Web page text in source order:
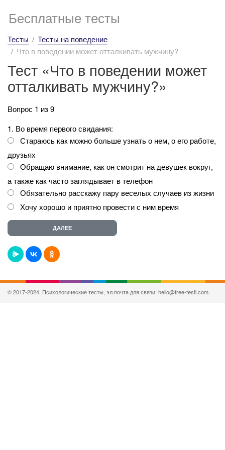
Бесплатные тесты
Тесты
Тесты на поведение
Что в поведении может отталкивать мужчину?
Тест «Что в поведении может
отталкивать мужчину?»
Вопрос 1 из 9
1. Во время первого свидания:
Стараюсь как можно больше узнать о нем, о его работе,
друзьях
Обращаю внимание, как он смотрит на девушек вокруг,
а также как часто заглядывает в телефон
Обязательно расскажу пару веселых случаев из жизни
Хочу хорошо и приятно провести с ним время
© 2017-2024, Психологические тесты, эл.почта для связи: hello@free-testi.com.